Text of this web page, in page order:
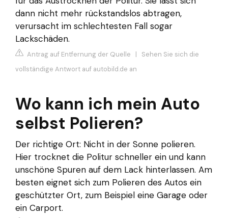
dann nicht mehr rückstandslos abtragen,
verursacht im schlechtesten Fall sogar
Lackschäden.
Antrag auf Entfernung der Quelle | Sehen Sie sich die
vollständige Antwort auf autobild.de an
Wo kann ich mein Auto
selbst Polieren?
Der richtige Ort: Nicht in der Sonne polieren.
Hier trocknet die Politur schneller ein und kann
unschöne Spuren auf dem Lack hinterlassen. Am
besten eignet sich zum Polieren des Autos ein
geschützter Ort, zum Beispiel eine Garage oder
ein Carport.